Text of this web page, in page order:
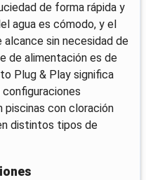
de forma rápida y
agua es cómodo, y el
sin necesidad de
de alimentación es de
Plug & Play significa
piscinas con cloración
distintos tipos de